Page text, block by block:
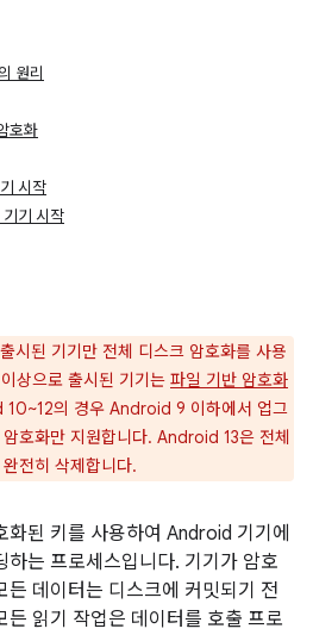
원리
호화
시작
기 시작
시된 기기만 전체 디스크 암호화를 사용
상으로 출시된 기기는 파일 기반 암호화
의 경우 Android 9 이하에서 업그
호화만 지원합니다. Android 13은 전체
전히 삭제합니다.
화된 키를 사용하여 Android 기기에
하는 프로세스입니다. 기기가 암호
든 데이터는 디스크에 커밋되기 전
든 읽기 작업은 데이터를 호출 프로